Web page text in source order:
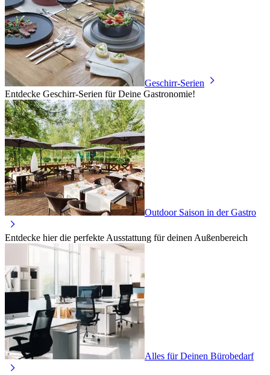
Geschirr-Serien
Entdecke Geschirr-Serien für Deine Gastronomie!
Outdoor Saison in der Gastro
Entdecke hier die perfekte Ausstattung für deinen Außenbereich
Alles für Deinen Bürobedarf